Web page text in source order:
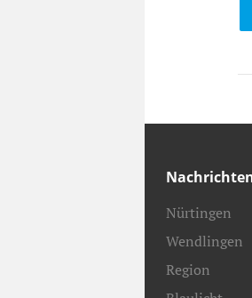
Nürtingen
Wendlingen
Region